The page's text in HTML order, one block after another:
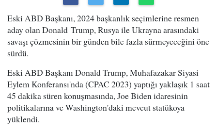
Eski ABD Başkanı, 2024 başkanlık seçimlerine resmen
aday olan Donald Trump, Rusya ile Ukrayna arasındaki
savaşı çözmesinin bir günden bile fazla sürmeyeceğini öne
sürdü.
Eski ABD Başkanı Donald Trump, Muhafazakar Siyasi
Eylem Konferansı'nda (CPAC 2023) yaptığı yaklaşık 1 saat
45 dakika süren konuşmasında, Joe Biden idaresinin
politikalarına ve Washington'daki mevcut statükoya
yüklendi.